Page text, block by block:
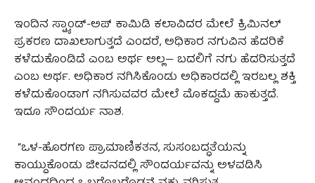
ಇಂದಿನ ಸ್ಟ್ಯಾಂಡ್-ಅಪ್ ಕಾಮಿಡಿ ಕಲಾವಿದರ ಮೇಲೆ ಕ್ರಿಮಿನಲ್
ಪ್ರಕರಣ ದಾಖಲಾಗುತ್ತದೆ ಎಂದರೆ, ಅಧಿಕಾರ ನಗುವಿನ ಹೆದರಿಕೆ
ಕಳೆದುಕೊಂಡಿದೆ ಎಂಬ ಅರ್ಥ ಅಲ್ಲ— ಬದಲಿಗೆ ನಗು ಹೆದರಿಸುತ್ತದೆ
ಎಂಬ ಅರ್ಥ. ಅಧಿಕಾರ ನಗಿಸಿಕೊಂಡು ಅಧಿಕಾರದಲ್ಲಿ ಇರಬಲ್ಲ ಶಕ್ತಿ
ಕಳೆದುಕೊಂಡಾಗ ನಗಿಸುವವರ ಮೇಲೆ ಮೊಕದ್ದಮೆ ಹಾಕುತ್ತದೆ.
ಇದೂ ಸೌಂದರ್ಯ ನಾಶ.
“ಒಳ-ಹೊರಗಣ ಪ್ರಾಮಾಣಿಕತನ, ಸುಸಂಬದ್ಧತೆಯನ್ನು
ಕಾಯ್ದುಕೊಂಡು ಜೀವನದಲ್ಲಿ ಸೌಂದರ್ಯವನ್ನು ಅಳವಡಿಸಿ